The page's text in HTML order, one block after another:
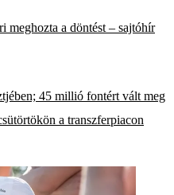
meghozta a döntést – sajtóhír
45 millió fontért vált meg
a transzferpiacon